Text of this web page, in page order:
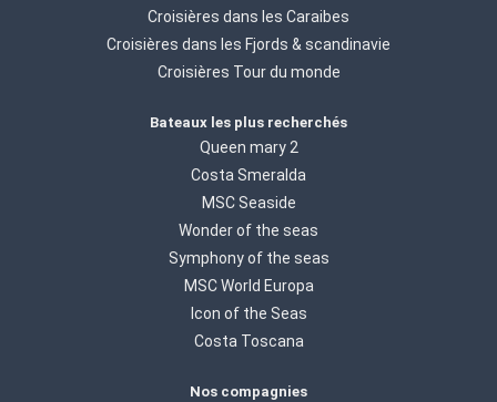
Croisières dans les Caraibes
Croisières dans les Fjords & scandinavie
Croisières Tour du monde
Bateaux les plus recherchés
Queen mary 2
Costa Smeralda
MSC Seaside
Wonder of the seas
Symphony of the seas
MSC World Europa
Icon of the Seas
Costa Toscana
Nos compagnies